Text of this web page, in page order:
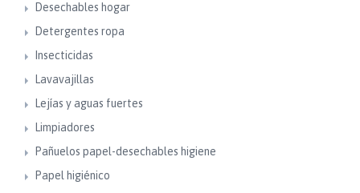
Desechables hogar
Detergentes ropa
Insecticidas
Lavavajillas
Lejías y aguas fuertes
Limpiadores
Pañuelos papel-desechables higiene
Papel higiénico